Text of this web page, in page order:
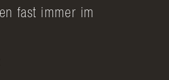
fast immer im